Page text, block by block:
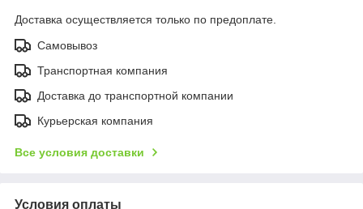
Доставка осуществляется только по предоплате.
Самовывоз
Транспортная компания
Доставка до транспортной компании
Курьерская компания
Все условия доставки
Условия оплаты